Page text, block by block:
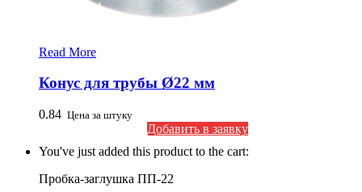
Read More
Конус для трубы Ø22 мм
0.84 Цена за штуку
Добавить в заявку
You've just added this product to the cart:
Пробка-заглушка ПП-22